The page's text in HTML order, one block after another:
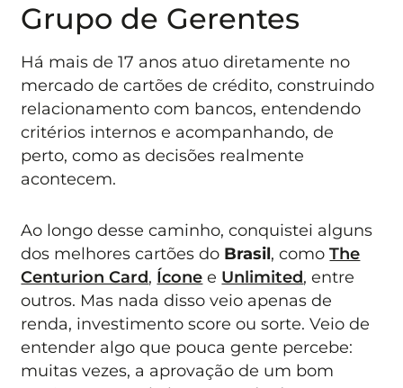
Grupo de Gerentes
Há mais de 17 anos atuo diretamente no
mercado de cartões de crédito, construindo
relacionamento com bancos, entendendo
critérios internos e acompanhando, de
perto, como as decisões realmente
acontecem.
Ao longo desse caminho, conquistei alguns
dos melhores cartões do Brasil, comoThe
Centurion Card, Ícone e Unlimited, entre
outros. Mas nada disso veio apenas de
renda, investimento score ou sorte. Veio de
entender algo que pouca gente percebe:
muitas vezes, a aprovação de um bom